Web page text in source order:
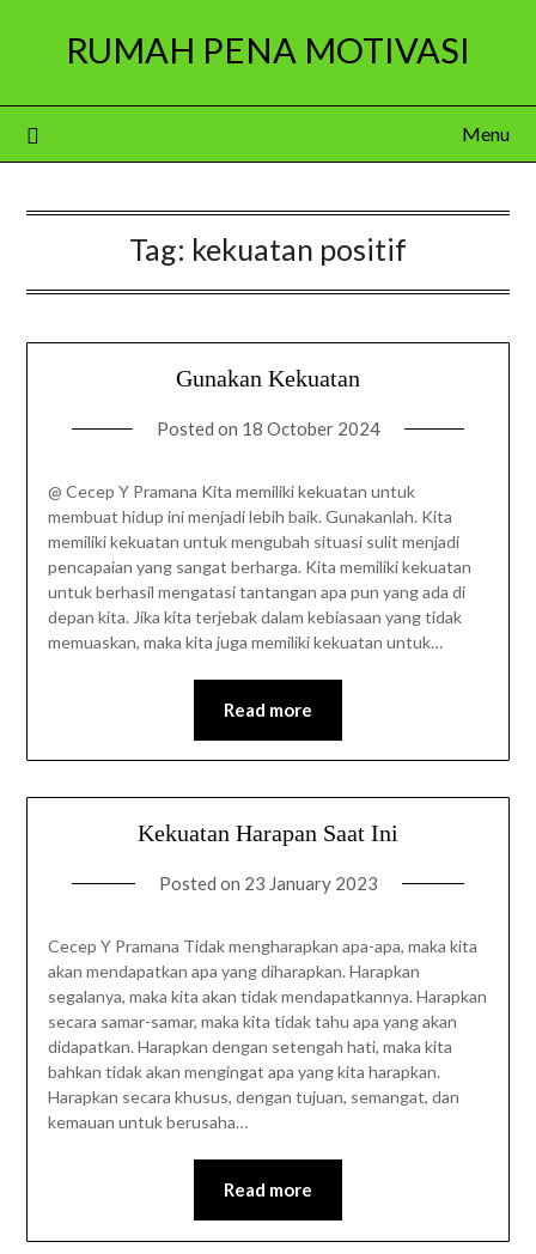
RUMAH PENA MOTIVASI
Menu
Tag: kekuatan positif
Gunakan Kekuatan
Posted on 18 October 2024
@ Cecep Y Pramana Kita memiliki kekuatan untuk
membuat hidup ini menjadi lebih baik. Gunakanlah. Kita
memiliki kekuatan untuk mengubah situasi sulit menjadi
pencapaian yang sangat berharga. Kita memiliki kekuatan
untuk berhasil mengatasi tantangan apa pun yang ada di
depan kita. Jika kita terjebak dalam kebiasaan yang tidak
memuaskan, maka kita juga memiliki kekuatan untuk…
Read more
Kekuatan Harapan Saat Ini
Posted on 23 January 2023
Cecep Y Pramana Tidak mengharapkan apa-apa, maka kita
akan mendapatkan apa yang diharapkan. Harapkan
segalanya, maka kita akan tidak mendapatkannya. Harapkan
secara samar-samar, maka kita tidak tahu apa yang akan
didapatkan. Harapkan dengan setengah hati, maka kita
bahkan tidak akan mengingat apa yang kita harapkan.
Harapkan secara khusus, dengan tujuan, semangat, dan
kemauan untuk berusaha…
Read more